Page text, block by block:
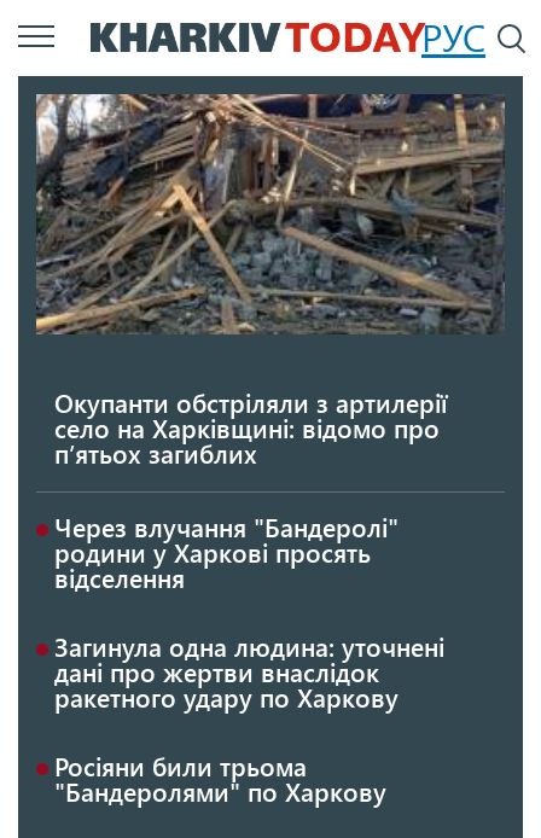
Перейти
до
вмісту
РУС
Окупанти обстріляли з артилерії
село на Харківщині: відомо про
п’ятьох загиблих
Через влучання "Бандеролі"
родини у Харкові просять
відселення
Загинула одна людина: уточнені
дані про жертви внаслідок
ракетного удару по Харкову
Росіяни били трьома
"Бандеролями" по Харкову